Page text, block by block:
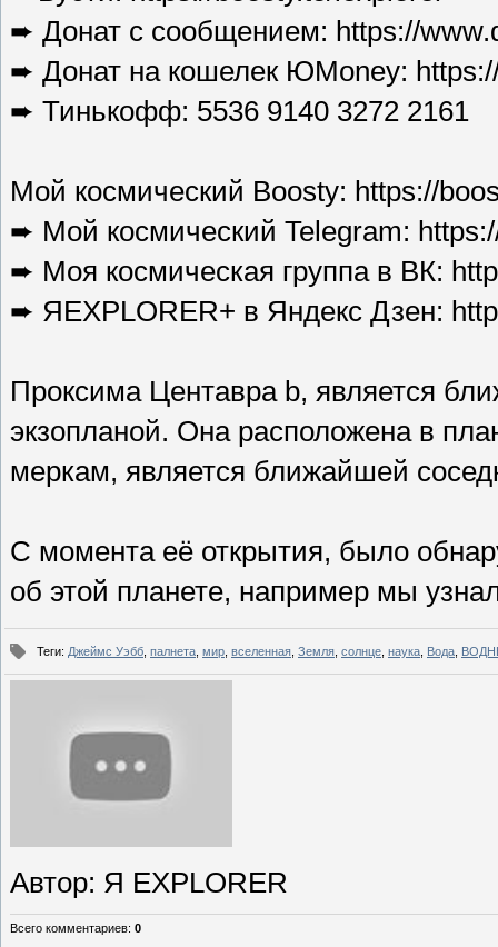
➨ Донат с сообщением: https://
➨ Донат на кошелек ЮMoney:
➨ Тинькофф: 5536 9140 3272 2161
Мой космический Boosty: https://
➨ Мой космический Telegram:
➨ Моя космическая группа в ВК:
➨ ЯEXPLORER+ в Яндекс Дзен:
Проксима Центавра b, является
экзопланой. Она расположена в
меркам, является ближайшей
С момента её открытия, было
об этой планете, например мы
Теги: Джеймс Уэбб палнета мир вселенная Земля солнце наука Вода
Автор: Я EXPLORER
Всего комментариев: 0